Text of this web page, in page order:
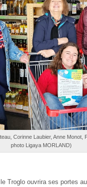
Corinne Laubier, Anne
photo Ligaya MORLAND)
Troglo ouvrira ses portes